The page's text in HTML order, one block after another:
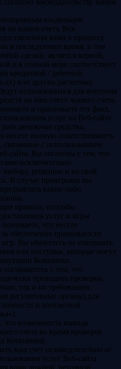
согласно законодательству вашей
владельцем
на вашем счету. Вся
вами в процессе
в последующее время, в том
сделки, является верной,
и в полной мере соответствует
кредитной / дебетной
ах) или других расчетных
использоваться для внесения
на ваш счет/c вашего счета.
и принимаете тот факт,
услуг на Веб-сайте
денежные средства.
несете полную ответственность
связанные с использованием
сайта. Вы согласны с тем, что
исключительно
выбору, решению и на свой
В случае проигрыша вы
какие-либо
правила, способы
услуг и игры
что несете
за обеспечение правильности
Вы обязуетесь не совершать
или поступки, которые могут
Компании.
с тем, что
проводить проверки,
так и по требованию
регулятивные органы) для
и контактной
что возможность вывода
счета во время проверок
Компанией.
ваш счет незамедлительно и/
услуг Веб-сайта
вами ложной, неточной,